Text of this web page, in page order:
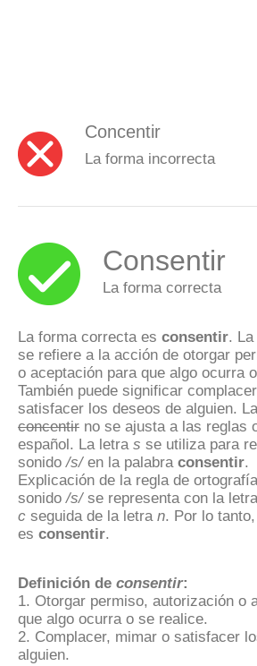
Concentir
La forma incorrecta
Consentir
La forma correcta
La forma correcta es consentir .
se refiere a la acción de otorgar
o aceptación para que algo ocurra
También puede significar
satisfacer los deseos de alguien.
concentir no se ajusta a las reglas
español. La letra s se utiliza para
sonido /s/en la palabra consentir
Explicación de la regla de
sonido /s/se representa con la letra
c seguida de la letra n . Por lo
es consentir
Definición de consentir:
1. Otorgar permiso, autorización o
que algo ocurra o se realice.
2. Complacer, mimar o satisfacer
alguien.